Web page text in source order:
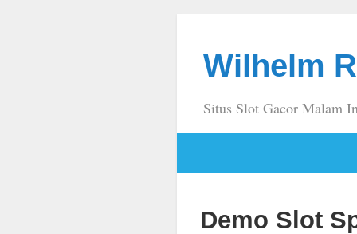
Wilhelm
Situs Slot Gacor Malam
Demo Slot